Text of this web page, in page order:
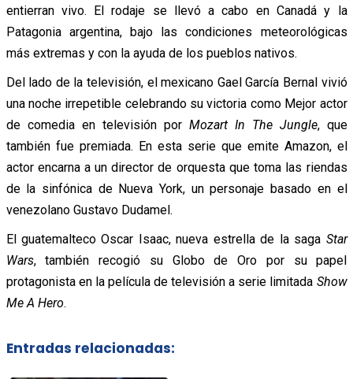
entierran vivo. El rodaje se llevó a cabo en Canadá y la
Patagonia argentina, bajo las condiciones meteorológicas
más extremas y con la ayuda de los pueblos nativos.
Del lado de la televisión, el mexicano Gael García Bernal vivió
una noche irrepetible celebrando su victoria como Mejor actor
de comedia en televisión por Mozart In The Jungle, que
también fue premiada. En esta serie que emite Amazon, el
actor encarna a un director de orquesta que toma las riendas
de la sinfónica de Nueva York, un personaje basado en el
venezolano Gustavo Dudamel.
El guatemalteco Oscar Isaac, nueva estrella de la saga Star
Wars, también recogió su Globo de Oro por su papel
protagonista en la película de televisión a serie limitada Show
Me A Hero.
Entradas relacionadas: